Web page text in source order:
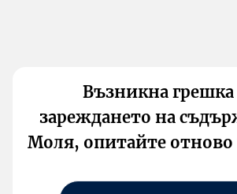
Възникна
зареждането на
Моля, опитайте